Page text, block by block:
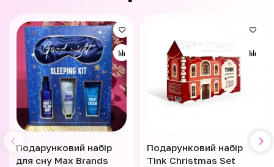
Подарунковий набір
для сну Max Brands
Подарунковий набір
Tink Christmas Set